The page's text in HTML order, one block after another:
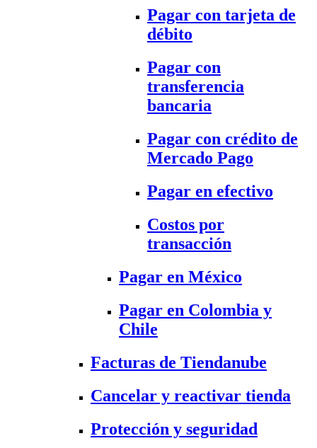
Pagar con tarjeta de
débito
Pagar con
transferencia
bancaria
Pagar con crédito de
Mercado Pago
Pagar en efectivo
Costos por
transacción
Pagar en México
Pagar en Colombia y
Chile
Facturas de Tiendanube
Cancelar y reactivar tienda
Protección y seguridad